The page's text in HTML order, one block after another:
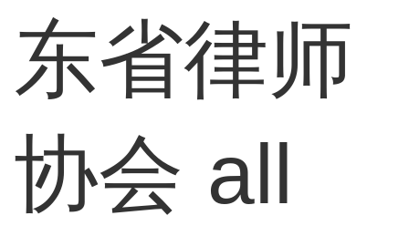
东省律师
协会 all